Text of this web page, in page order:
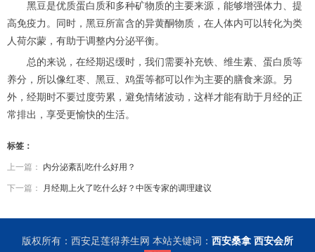
黑豆是优质蛋白质和多种矿物质的主要来源，能够增强体力、提
高免疫力。同时，黑豆所富含的异黄酮物质，在人体内可以转化为类
人荷尔蒙，有助于调整内分泌平衡。
总的来说，在经期迟缓时，我们需要补充铁、维生素、蛋白质等
养分，所以像红枣、黑豆、鸡蛋等都可以作为主要的膳食来源。另
外，经期时不要过度劳累，避免情绪波动，这样才能有助于月经的正
常排出，享受更愉快的生活。
标签：
上一篇： 内分泌紊乱吃什么好用？
下一篇： 月经期上火了吃什么好？中医专家的调理建议
版权所有：西安足莲得养生网 本站关键词： 西安桑拿 西安会所